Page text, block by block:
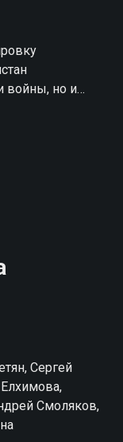
войны, но и
нет места
рискнуть
Дина
горную
спасти
Сергей
Смоляков,